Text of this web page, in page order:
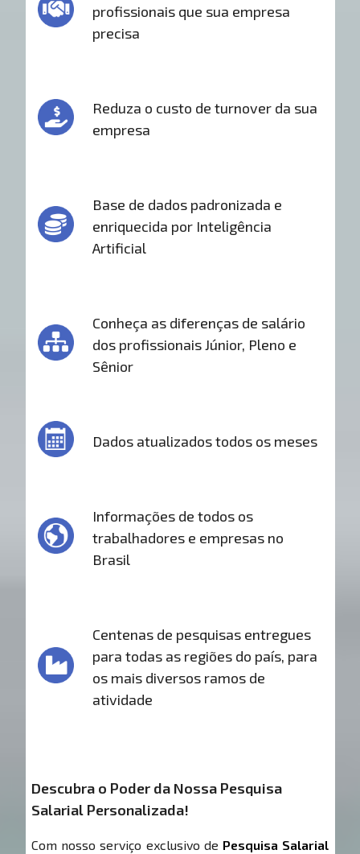
profissionais que sua empresa
precisa
Reduza o custo de turnover da sua
empresa
Base de dados padronizada e
enriquecida por Inteligência
Artificial
Conheça as diferenças de salário
dos profissionais Júnior, Pleno e
Sênior
Dados atualizados todos os meses
Informações de todos os
trabalhadores e empresas no
Brasil
Centenas de pesquisas entregues
para todas as regiões do país, para
os mais diversos ramos de
atividade
Descubra o Poder da Nossa Pesquisa
Salarial Personalizada!
Com nosso serviço exclusivo de Pesquisa Salarial